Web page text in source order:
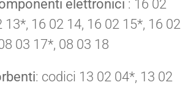
elettronici : 16 02
13*, 16 02 14, 16 02 15*, 16 02
03 17*, 08 03 18
: codici 13 02 04*, 13 02